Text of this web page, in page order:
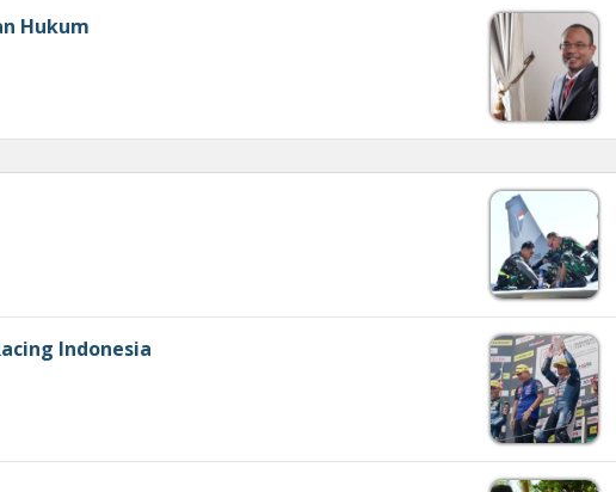
Hukum
Indonesia